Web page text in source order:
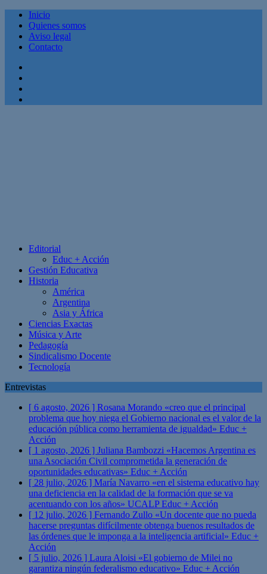
Inicio
Quienes somos
Aviso legal
Contacto
Editorial
Educ + Acción
Gestión Educativa
Historia
América
Argentina
Asia y África
Ciencias Exactas
Música y Arte
Pedagogía
Sindicalismo Docente
Tecnología
Entrevistas
[ 6 agosto, 2026 ] Rosana Morando «creo que el principal
problema que hoy niega el Gobierno nacional es el valor de la
educación pública como herramienta de igualdad» Educ +
Acción
[ 1 agosto, 2026 ] Juliana Bambozzi «Hacemos Argentina es
una Asociación Civil comprometida la generación de
oportunidades educativas» Educ + Acción
[ 28 julio, 2026 ] María Navarro «en el sistema educativo hay
una deficiencia en la calidad de la formación que se va
acentuando con los años» UCALPEduc + Acción
[ 12 julio, 2026 ] Fernando Zullo «Un docente que no pueda
hacerse preguntas difícilmente obtenga buenos resultados de
las órdenes que le imponga a la inteligencia artificial» Educ +
Acción
[ 5 julio, 2026 ] Laura Aloisi «El gobierno de Milei no
garantiza ningún federalismo educativo» Educ + Acción